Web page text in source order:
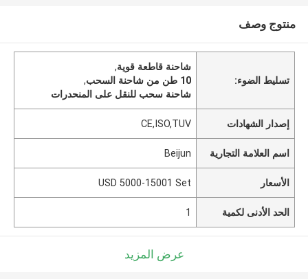
منتوج وصف
تسليط الضوء:
شاحنة قاطعة قوية,
10 طن من شاحنة السحب
,
شاحنة سحب للنقل على المنحدرات
إصدار الشهادات CE,ISO,TUV
اسم العلامة التجارية Beijun
الأسعار USD 5000-15001 Set
الحد الأدنى لكمية 1
عرض المزيد